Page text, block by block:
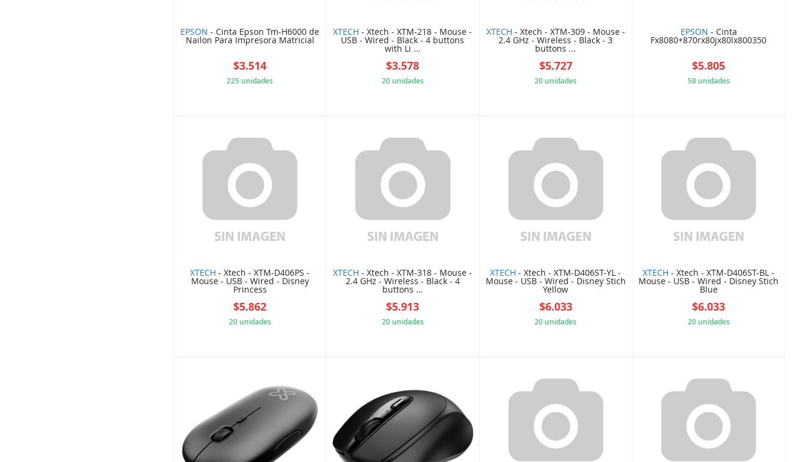
EPSON - Cinta Epson Tm-H6000 de
Nailon Para Impresora Matricial
$3.514
225 unidades
XTECH - Xtech - XTM-218 - Mouse -
USB - Wired - Black - 4 buttons
with Li ...
$3.578
20 unidades
XTECH - Xtech - XTM-309 - Mouse -
2.4 GHz - Wireless - Black - 3
buttons ...
$5.727
20 unidades
EPSON - Cinta
Fx8080+870rx80jx80lx800350
$5.805
58 unidades
XTECH - Xtech - XTM-D406PS -
Mouse - USB - Wired - Disney
Princess
$5.862
20 unidades
XTECH - Xtech - XTM-318 - Mouse -
2.4 GHz - Wireless - Black - 4
buttons ...
$5.913
20 unidades
XTECH - Xtech - XTM-D406ST-YL -
Mouse - USB - Wired - Disney Stich
Yellow
$6.033
20 unidades
XTECH - Xtech - XTM-D406ST-BL -
Mouse - USB - Wired - Disney Stich
Blue
$6.033
20 unidades